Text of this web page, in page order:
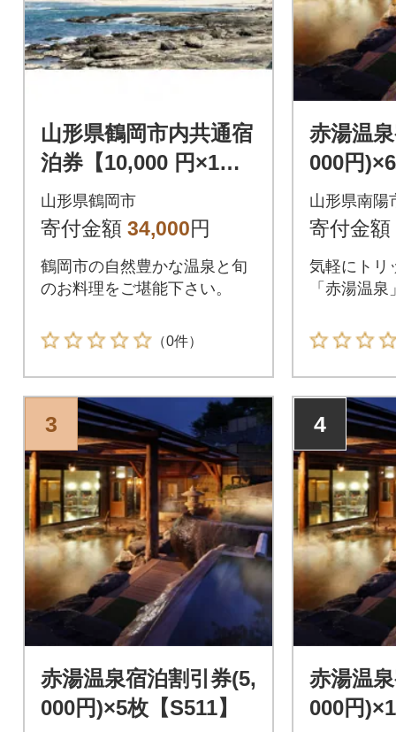
山形県鶴岡市内共通宿
泊券【10,000 円×1
枚】
山形県鶴岡市
寄付金額 34,000円
鶴岡市の自然豊かな温泉と旬
のお料理をご堪能下さい。
（0件）
赤湯温
000円
山形県南陽
寄付金額
気軽にトリ
「赤湯温
3
赤湯温泉宿泊割引券(5,
000円)×5枚【S511】
4
赤湯温
000円